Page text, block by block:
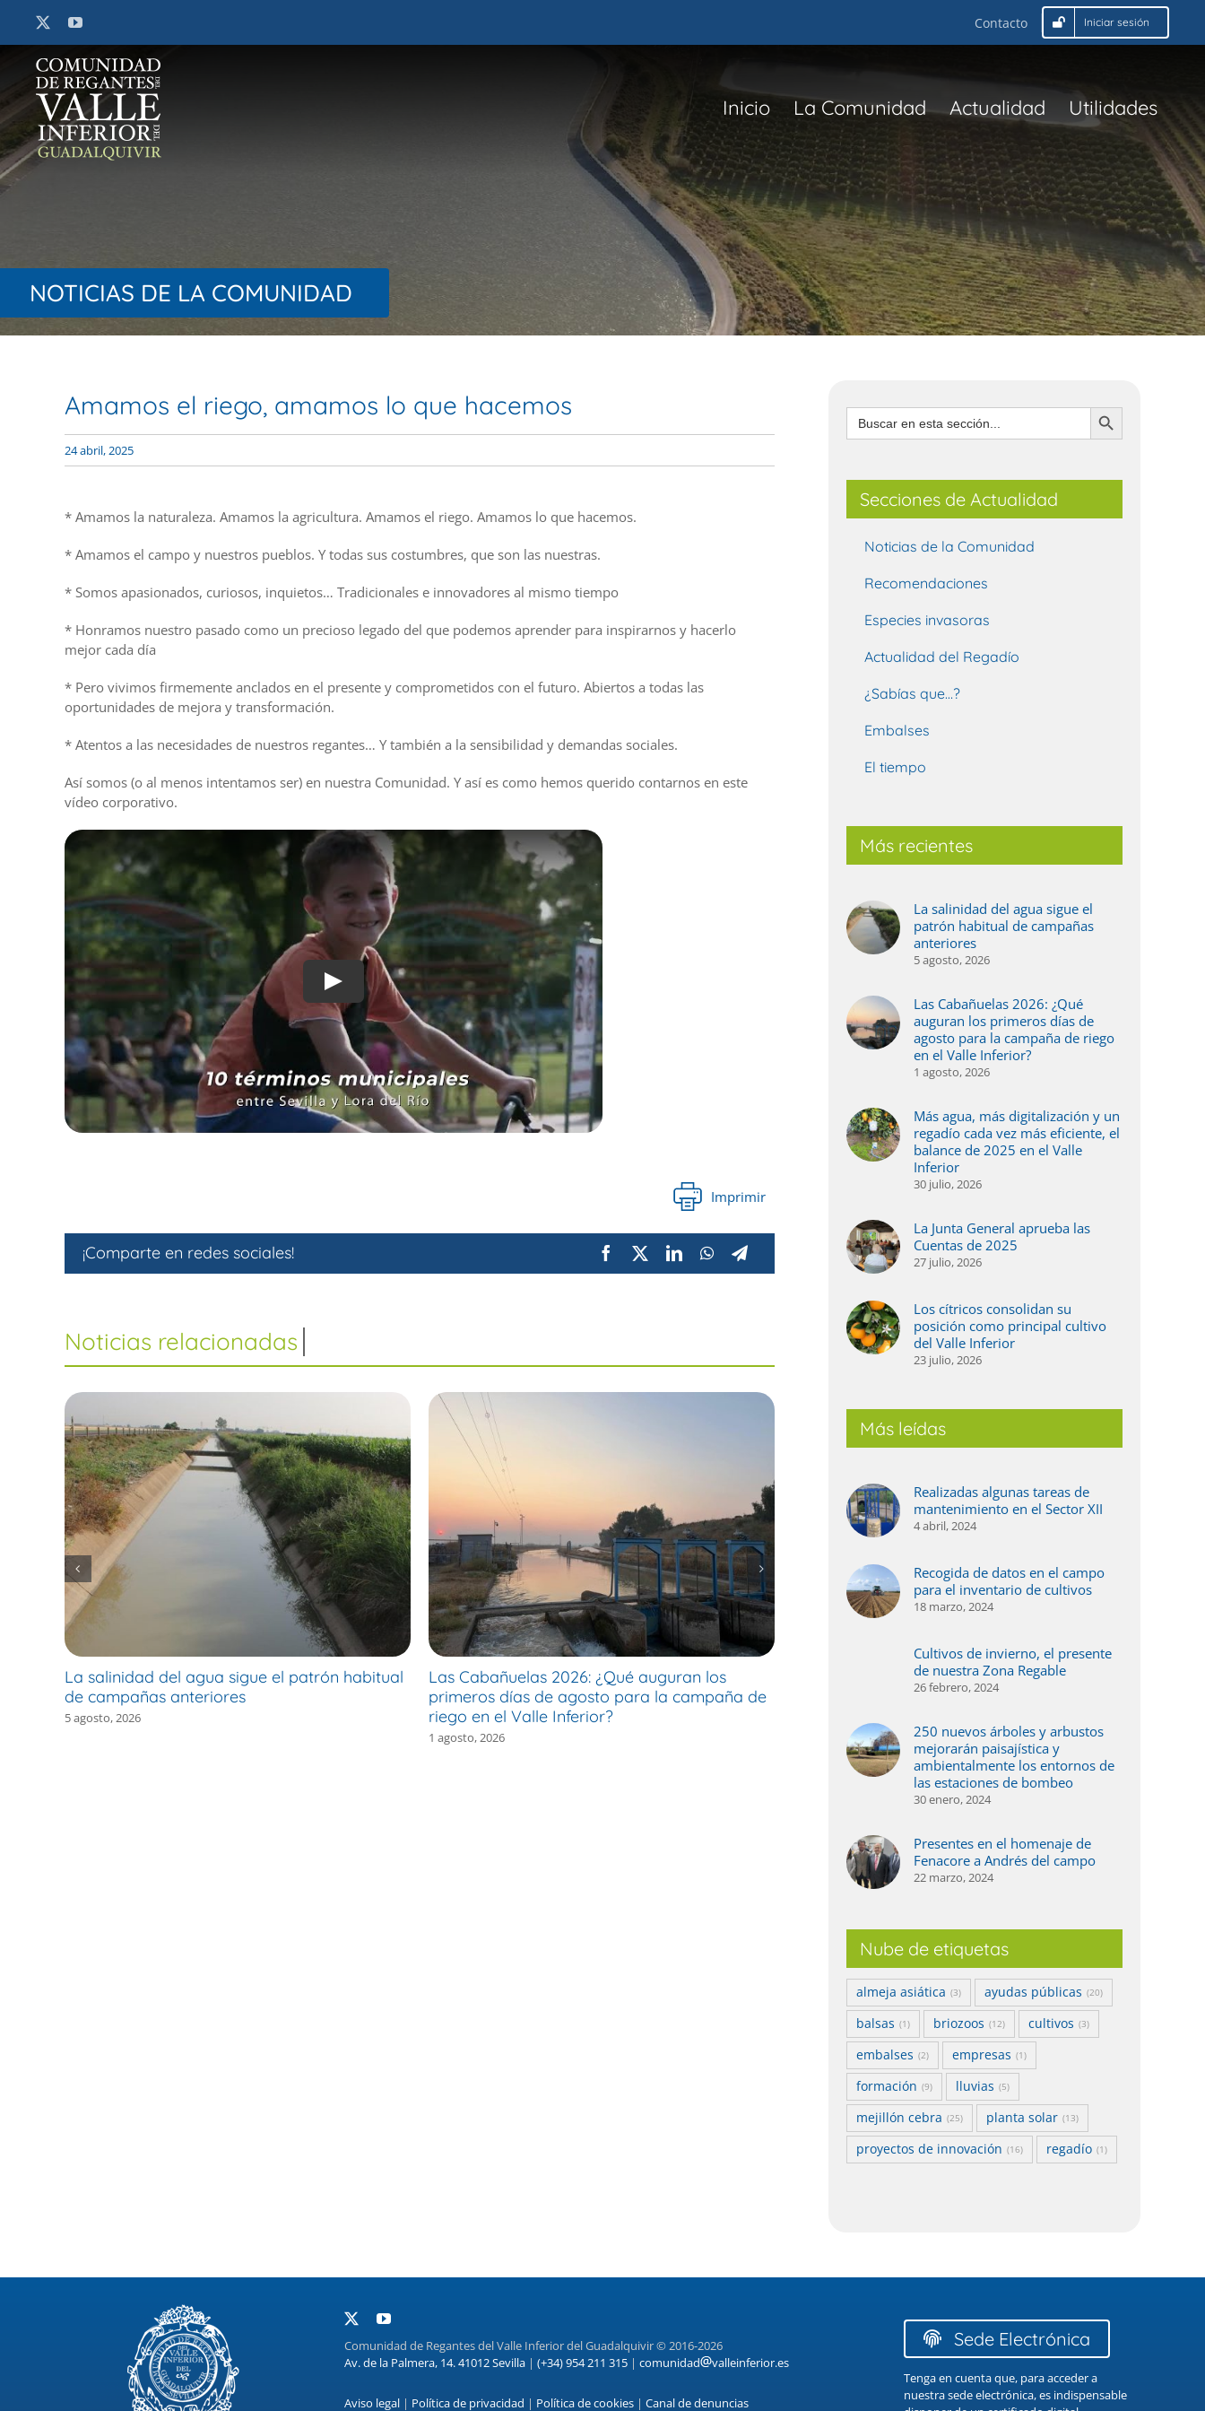
contenido
Contacto Iniciar sesión
Inicio La Comunidad Actualidad Utilidades
NOTICIAS DE LA COMUNIDAD
Amamos el riego, amamos lo que hacemos
24 abril, 2025
* Amamos la naturaleza. Amamos la agricultura. Amamos el riego. Amamos lo que hacemos.
* Amamos el campo y nuestros pueblos. Y todas sus costumbres, que son las nuestras.
* Somos apasionados, curiosos, inquietos… Tradicionales e innovadores al mismo tiempo
* Honramos nuestro pasado como un precioso legado del que podemos aprender para inspirarnos y hacerlo
mejor cada día
* Pero vivimos firmemente anclados en el presente y comprometidos con el futuro. Abiertos a todas las
oportunidades de mejora y transformación.
* Atentos a las necesidades de nuestros regantes… Y también a la sensibilidad y demandas sociales.
Así somos (o al menos intentamos ser) en nuestra Comunidad. Y así es como hemos querido contarnos en este
vídeo corporativo.
Imprimir
¡Comparte en redes sociales!
La salinidad del agua sigue el patrón habitual
de campañas anteriores
5 agosto, 2026
Las Cabañuelas 2026: ¿Qué auguran los
primeros días de agosto para la campaña de
riego en el Valle Inferior?
1 agosto, 2026
Más agua, más digitalización y un regadío
cada vez más eficiente, el balance de 2025 en
30 julio, 2026
Buscar: Botón de búsqueda
Secciones de Actualidad
Noticias de la Comunidad
Recomendaciones
Especies invasoras
Actualidad del Regadío
¿Sabías que…?
Embalses
El tiempo
Más recientes
La salinidad del agua sigue el
patrón habitual de campañas
anteriores
5 agosto, 2026
Las Cabañuelas 2026: ¿Qué
auguran los primeros días de
agosto para la campaña de riego
en el Valle Inferior?
1 agosto, 2026
Más agua, más digitalización y un
regadío cada vez más eficiente, el
balance de 2025 en el Valle
Inferior
30 julio, 2026
La Junta General aprueba las
Cuentas de 2025
27 julio, 2026
Los cítricos consolidan su
posición como principal cultivo
del Valle Inferior
23 julio, 2026
Más leídas
Realizadas algunas tareas de
mantenimiento en el Sector XII
4 abril, 2024
Recogida de datos en el campo
para el inventario de cultivos
18 marzo, 2024
Cultivos de invierno, el presente
de nuestra Zona Regable
26 febrero, 2024
250 nuevos árboles y arbustos
mejorarán paisajística y
ambientalmente los entornos de
las estaciones de bombeo
30 enero, 2024
Presentes en el homenaje de
Fenacore a Andrés del campo
22 marzo, 2024
Nube de etiquetas
almeja asiática (3) ayudas públicas (20)
balsas (1) briozoos (12) cultivos (3)
embalses (2) empresas (1)
formación (9) lluvias (5)
mejillón cebra (25) planta solar (13)
proyectos de innovación (16) regadío (1)
Comunidad de Regantes del Valle Inferior del Guadalquivir © 2016-2026
Av. de la Palmera, 14. 41012 Sevilla| (+34) 954 211 315| comunidad valleinferior.es
Aviso legal| Política de privacidad | Política de cookies| Canal de denuncias
Sede Electrónica
Tenga en cuenta que, para acceder a
nuestra sede electrónica, es indispensable